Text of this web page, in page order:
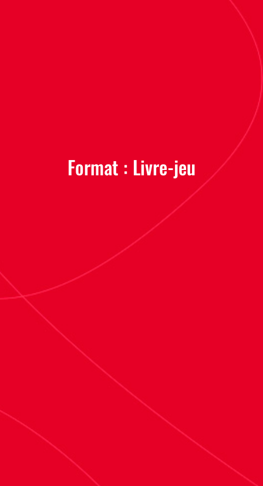
Format : Livre-jeu